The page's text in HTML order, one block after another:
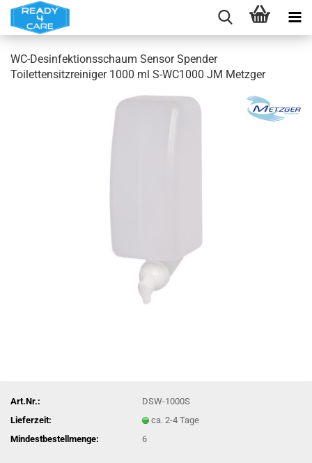
WC-Desinfektionsschaum Sensor Spender
Toilettensitzreiniger 1000 ml S-WC1000 JM Metzger
Art.Nr.:
DSW-1000S
Lieferzeit:
ca. 2-4 Tage
Mindestbestellmenge:
6